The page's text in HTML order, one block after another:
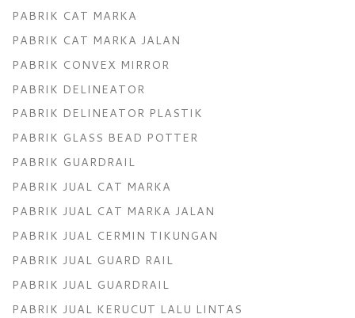
PABRIK CAT MARKA
PABRIK CAT MARKA JALAN
PABRIK CONVEX MIRROR
PABRIK DELINEATOR
PABRIK DELINEATOR PLASTIK
PABRIK GLASS BEAD POTTER
PABRIK GUARDRAIL
PABRIK JUAL CAT MARKA
PABRIK JUAL CAT MARKA JALAN
PABRIK JUAL CERMIN TIKUNGAN
PABRIK JUAL GUARD RAIL
PABRIK JUAL GUARDRAIL
PABRIK JUAL KERUCUT LALU LINTAS